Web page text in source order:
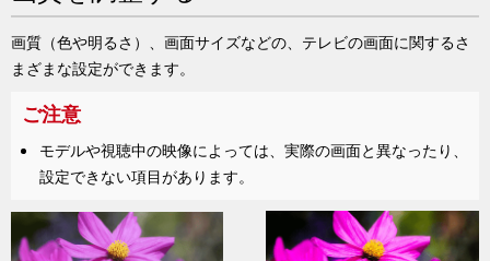
画質（色や明るさ）、画面サイズなどの、テレビの画面に関するさ
まざまな設定ができます。
ご注意
モデルや視聴中の映像によっては、実際の画面と異なったり、
設定できない項目があります。